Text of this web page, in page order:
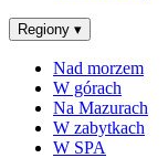
Regiony ▾
Nad morzem
W górach
Na Mazurach
W zabytkach
W SPA